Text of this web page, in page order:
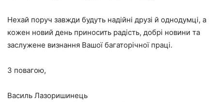
Нехай поруч завжди будуть надійні друзі й однодумці, а
кожен новий день приносить радість, добрі новини та
заслужене визнання Вашої багаторічної праці.
З повагою,
Василь Лазоришинець